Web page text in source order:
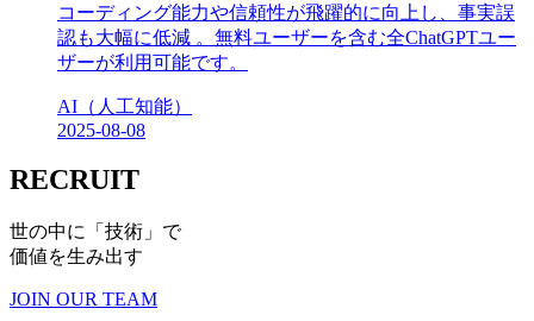
コーディング能力や信頼性が飛躍的に向上し、事実誤
認も大幅に低減 。無料ユーザーを含む全ChatGPTユー
ザーが利用可能です。
AI（人工知能）
2025-08-08
RECRUIT
世の中に「技術」で
価値を生み出す
JOIN OUR TEAM